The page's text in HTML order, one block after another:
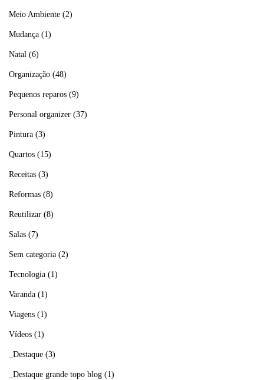
Meio Ambiente (2)
Mudança (1)
Natal (6)
Organização (48)
Pequenos reparos (9)
Personal organizer (37)
Pintura (3)
Quartos (15)
Receitas (3)
Reformas (8)
Reutilizar (8)
Salas (7)
Sem categoria (2)
Tecnologia (1)
Varanda (1)
Viagens (1)
Vídeos (1)
_Destaque (3)
_Destaque grande topo blog (1)